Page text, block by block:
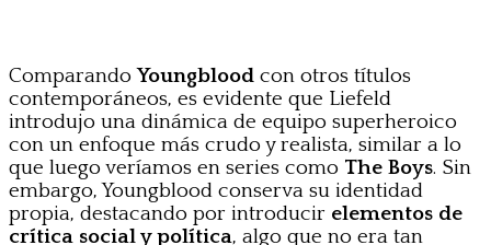
ComparandoYoungblood con otros títulos
contemporáneos, es evidente que Liefeld
introdujo una dinámica de equipo superheroico
con un enfoque más crudo y realista, similar a lo
que luego veríamos en series como The Boys. Sin
embargo, Youngblood conserva su identidad
propia, destacando por introducir elementos de
crítica social y política, algo que no era tan